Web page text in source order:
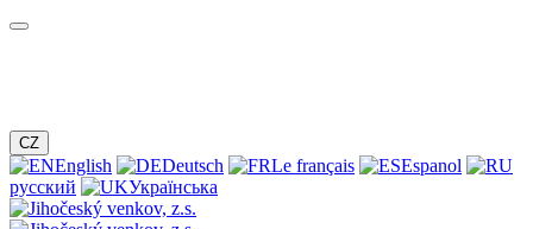
CZ
English Deutsch Le français
Espanol
русский
Українська